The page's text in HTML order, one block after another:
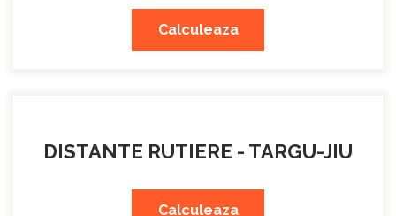
Calculeaza
DISTANTE RUTIERE - TARGU-JIU
Calculeaza